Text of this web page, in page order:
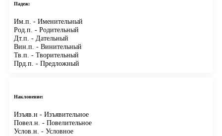
Падеж:
Им.п. - Именительный
Род.п. - Родительный
Дт.п. - Дательный
Вин.п. - Винительный
Тв.п. - Творительный
Прд.п. - Предложный
Наклонение:
Изъяв.н - Изъявительное
Повел.н. - Повелительное
Услов.н. - Условное